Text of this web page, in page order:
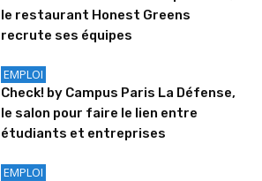
le restaurant Honest Greens
recrute ses équipes
EMPLOI
Check! by Campus Paris La Défense,
le salon pour faire le lien entre
étudiants et entreprises
EMPLOI